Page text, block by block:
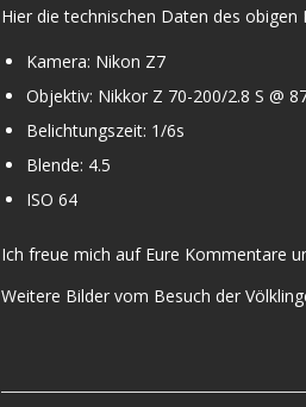
Hier die technischen Daten des obigen
Kamera: Nikon Z7
Objektiv: Nikkor Z 70-200/2.8 S @
Belichtungszeit: 1/6s
Blende: 4.5
ISO 64
Ich freue mich auf Eure Kommentare
Weitere Bilder vom Besuch der